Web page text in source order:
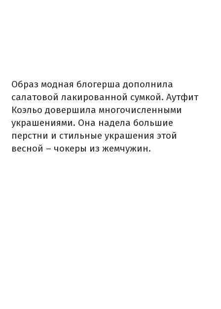
Образ модная блогерша дополнила
салатовой лакированной сумкой. Аутфит
Коэльо довершила многочисленными
украшениями. Она надела большие
перстни и стильные украшения этой
весной – чокеры из жемчужин.